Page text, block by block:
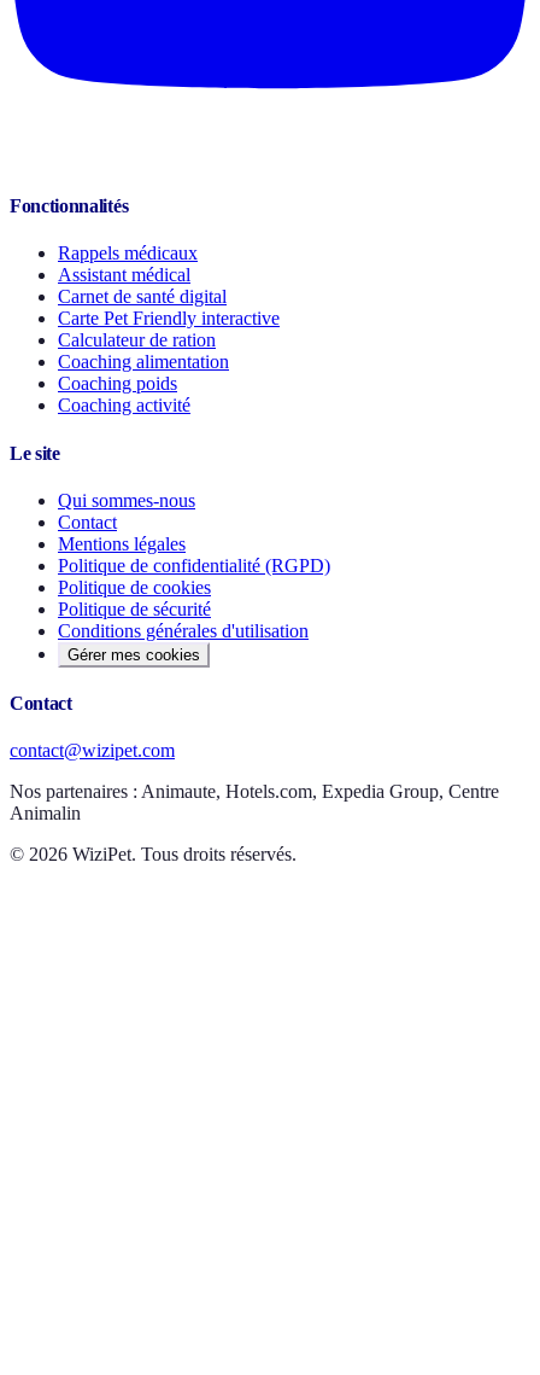
Fonctionnalités
Rappels médicaux
Assistant médical
Carnet de santé digital
Carte Pet Friendly interactive
Calculateur de ration
Coaching alimentation
Coaching poids
Coaching activité
Le site
Qui sommes-nous
Contact
Mentions légales
Politique de confidentialité (RGPD)
Politique de cookies
Politique de sécurité
Conditions générales d'utilisation
Gérer mes cookies
Contact
contact@wizipet.com
Nos partenaires : Animaute, Hotels.com, Expedia Group, Centre
Animalin
© 2026 WiziPet. Tous droits réservés.